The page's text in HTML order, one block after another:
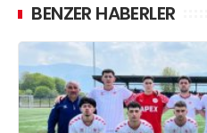
BENZER HABERLER